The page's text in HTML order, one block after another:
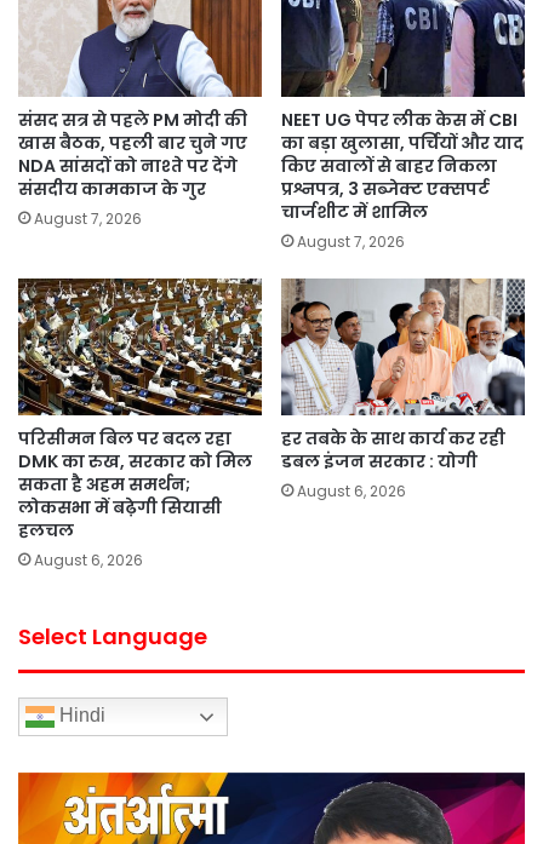
संसद सत्र से पहले PM मोदी की
खास बैठक, पहली बार चुने गए
NDA सांसदों को नाश्ते पर देंगे
संसदीय कामकाज के गुर
August 7, 2026
NEET UG पेपर लीक केस में CBI
का बड़ा खुलासा, पर्चियों और याद
किए सवालों से बाहर निकला
प्रश्नपत्र, 3 सब्जेक्ट एक्सपर्ट
चार्जशीट में शामिल
August 7, 2026
परिसीमन बिल पर बदल रहा
DMK का रुख, सरकार को मिल
सकता है अहम समर्थन;
लोकसभा में बढ़ेगी सियासी
हलचल
August 6, 2026
हर तबके के साथ कार्य कर रही
डबल इंजन सरकार : योगी
August 6, 2026
Select Language
Hindi